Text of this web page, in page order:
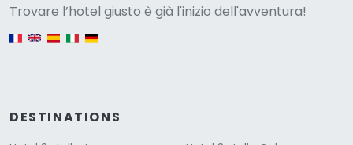
Trovare l’hotel giusto è già l'inizio dell'avventura!
DESTINATIONS